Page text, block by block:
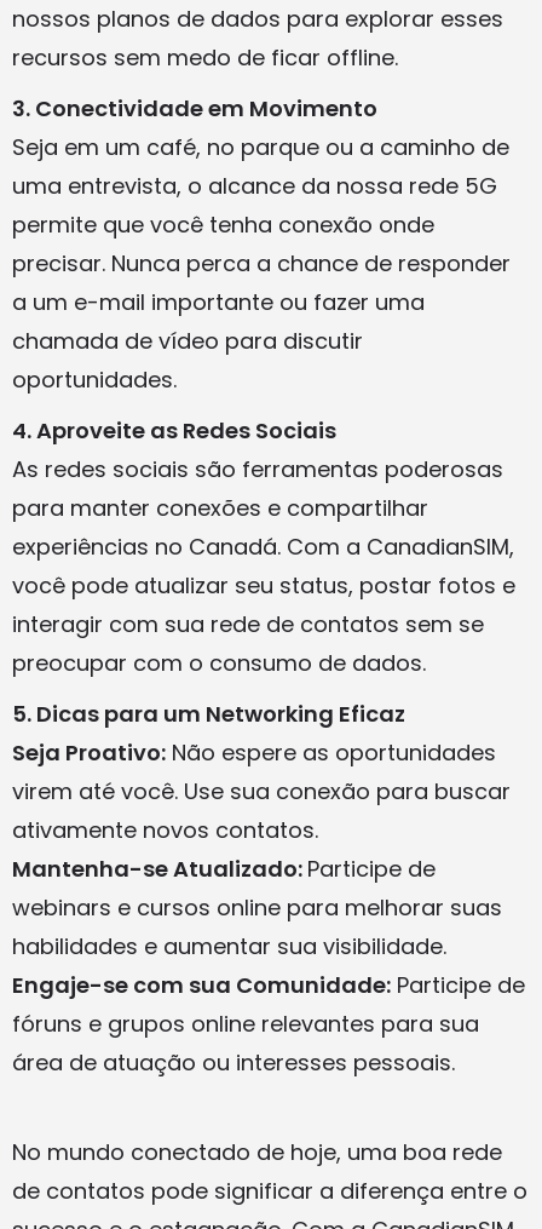
nossos planos de dados para explorar esses
recursos sem medo de ficar offline.
3. Conectividade em Movimento
Seja em um café, no parque ou a caminho de
uma entrevista, o alcance da nossa rede 5G
permite que você tenha conexão onde
precisar. Nunca perca a chance de responder
a um e-mail importante ou fazer uma
chamada de vídeo para discutir
oportunidades.
4. Aproveite as Redes Sociais
As redes sociais são ferramentas poderosas
para manter conexões e compartilhar
experiências no Canadá. Com a CanadianSIM,
você pode atualizar seu status, postar fotos e
interagir com sua rede de contatos sem se
preocupar com o consumo de dados.
5. Dicas para um Networking Eficaz
Seja Proativo: Não espere as oportunidades
virem até você. Use sua conexão para buscar
ativamente novos contatos.
Mantenha-se Atualizado: Participe de
webinars e cursos online para melhorar suas
habilidades e aumentar sua visibilidade.
Engaje-se com sua Comunidade: Participe de
fóruns e grupos online relevantes para sua
área de atuação ou interesses pessoais.
No mundo conectado de hoje, uma boa rede
de contatos pode significar a diferença entre o